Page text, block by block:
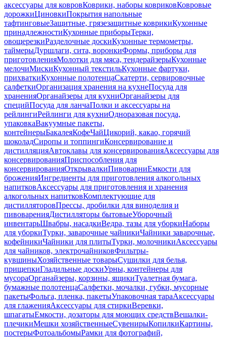
аксессуары для ковровКоврики, наборы ковриковКовровые
дорожкиЦиновкиПокрытия напольные
тафтинговыеЗащитные, грязезащитные коврикиКухонные
принадлежностиКухонные приборыТерки,
овощерезкиРазделочные доскиКухонные термометры,
таймерыДуршлаги, сита, воронкиФормы, приборы для
приготовленияМолотки для мяса, тендерайзерыКухонные
мелочиМискиКухонный текстильКухонные фартуки,
прихваткиКухонные полотенцаСкатерти, сервировочные
салфеткиОрганизация хранения на кухнеПосуда для
храненияОрганайзеры для кухниОрганайзеры для
специйПосуда для ланчаПолки и аксессуары на
рейлингиРейлинги для кухниОдноразовая посуда,
упаковкаВакуумные пакеты,
контейнерыБакалеяКофеЧайЦикорий, какао, горячий
шоколадСиропы и топпингиКонсервирование и
дистилляцияАвтоклавы для консервированияАксессуары для
консервированияПриспособления для
консервированияОткрывалкиПивоварниЕмкости для
броженияИнгредиенты для приготовления алкогольных
напитковАксессуары для приготовления и хранения
алкогольных напитковКомплектующие для
дистилляторовПрессы, дробилки для виноделия и
пивоваренияДистилляторы бытовыеУборочный
инвентарьШвабры, насадкиВедра, тазы для уборкиНаборы
для уборкиТурки, заварочные чайникиЧайники заварочные,
кофейникиЧайники для плитыТурки, молочникиАксессуары
для чайников, электрочайниковФильтры-
кувшиныХозяйственные товарыСушилки для белья,
прищепкиГладильные доскиУрны, контейнеры для
мусораОрганайзеры, корзины, ящикиТуалетная бумага,
бумажные полотенцаСалфетки, мочалки, губки, мусорные
пакетыФольга, пленка, пакетыУпаковочная тараАксессуары
для глаженияАксессуары для стиркиВеревки,
шпагатыЕмкости, дозаторы для моющих средствВешалки-
плечикиМешки хозяйственныеСувенирыКопилкиКартины,
постерыФотоальбомыРамки для фотографий,